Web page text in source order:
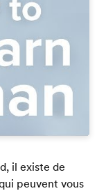
il existe de
peuvent vous